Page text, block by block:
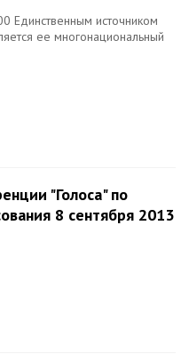
Единственным источником
ее многонациональный
"Голоса" по
8 сентября 2013